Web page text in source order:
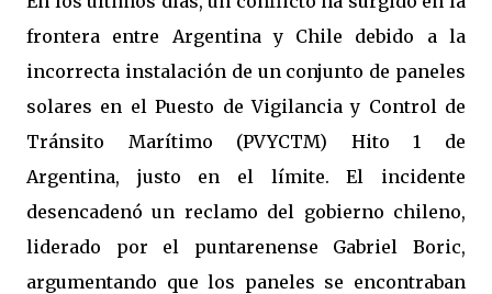
frontera entre Argentina y Chile debido a la
incorrecta instalación de un conjunto de paneles
solares en el Puesto de Vigilancia y Control de
Tránsito Marítimo (PVYCTM) Hito 1 de
Argentina, justo en el límite. El incidente
desencadenó un reclamo del gobierno chileno,
liderado por el puntarenense Gabriel Boric,
argumentando que los paneles se encontraban